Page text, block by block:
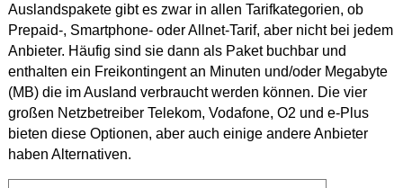
Auslandspakete gibt es zwar in allen Tarifkategorien, ob
Prepaid-, Smartphone- oder Allnet-Tarif, aber nicht bei jedem
Anbieter. Häufig sind sie dann als Paket buchbar und
enthalten ein Freikontingent an Minuten und/oder Megabyte
(MB) die im Ausland verbraucht werden können. Die vier
großen Netzbetreiber Telekom, Vodafone, O2 und e-Plus
bieten diese Optionen, aber auch einige andere Anbieter
haben Alternativen.